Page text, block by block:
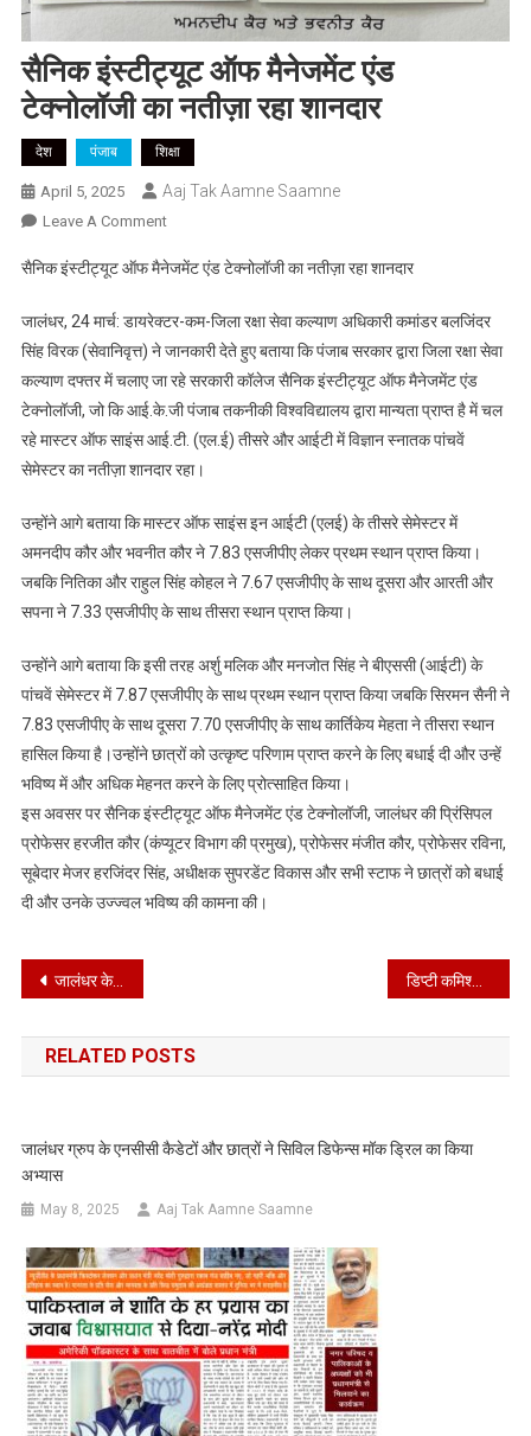
सैनिक इंस्टीट्यूट ऑफ मैनेजमेंट एंड
टेक्नोलॉजी का नतीज़ा रहा शानदार
देश पंजाब शिक्षा
April 5, 2025 Aaj Tak Aamne Saamne
Leave A CommentOn
इंस्टीट्यूट
मैनेजमेंट
एंड
टेक्नोलॉजी
का
नतीज़ा
रहा
सैनिक इंस्टीट्यूट ऑफ मैनेजमेंट एंड टेक्नोलॉजी का नतीज़ा रहा शानदार
जालंधर, 24 मार्च: डायरेक्टर-कम-जिला रक्षा सेवा कल्याण अधिकारी कमांडर बलजिंदर
सिंह विरक (सेवानिवृत्त) ने जानकारी देते हुए बताया कि पंजाब सरकार द्वारा जिला रक्षा सेवा
कल्याण दफ्तर में चलाए जा रहे सरकारी कॉलेज सैनिक इंस्टीट्यूट ऑफ मैनेजमेंट एंड
टेक्नोलॉजी, जो कि आई.के.जी पंजाब तकनीकी विश्वविद्यालय द्वारा मान्यता प्राप्त है में चल
रहे मास्टर ऑफ साइंस आई.टी. (एल.ई) तीसरे और आईटी में विज्ञान स्नातक पांचवें
सेमेस्टर का नतीज़ा शानदार रहा।
उन्होंने आगे बताया कि मास्टर ऑफ साइंस इन आईटी (एलई) के तीसरे सेमेस्टर में
अमनदीप कौर और भवनीत कौर ने 7.83 एसजीपीए लेकर प्रथम स्थान प्राप्त किया।
जबकि नितिका और राहुल सिंह कोहल ने 7.67 एसजीपीए के साथ दूसरा और आरती और
सपना ने 7.33 एसजीपीए के साथ तीसरा स्थान प्राप्त किया।
उन्होंने आगे बताया कि इसी तरह अर्शु मलिक और मनजोत सिंह ने बीएससी (आईटी) के
पांचवें सेमेस्टर में 7.87 एसजीपीए के साथ प्रथम स्थान प्राप्त किया जबकि सिरमन सैनी ने
7.83 एसजीपीए के साथ दूसरा 7.70 एसजीपीए के साथ कार्तिकेय मेहता ने तीसरा स्थान
हासिल किया है।उन्होंने छात्रों को उत्कृष्ट परिणाम प्राप्त करने के लिए बधाई दी और उन्हें
भविष्य में और अधिक मेहनत करने के लिए प्रोत्साहित किया।
इस अवसर पर सैनिक इंस्टीट्यूट ऑफ मैनेजमेंट एंड टेक्नोलॉजी, जालंधर की प्रिंसिपल
प्रोफेसर हरजीत कौर (कंप्यूटर विभाग की प्रमुख), प्रोफेसर मंजीत कौर, प्रोफेसर रविना,
सूबेदार मेजर हरजिंदर सिंह, अधीक्षक सुपरडेंट विकास और सभी स्टाफ ने छात्रों को बधाई
दी और उनके उज्ज्वल भविष्य की कामना की।
Post
navigation
जालंधर के गुरिंदरवीर सिंह ने किया नाम रोशन; 100 मीटर फ्रीस्टाइल दौड़ में 10.20 सेकंड का नया रिकॉर्ड बनाया*
RELATED POSTS
जालंधर ग्रुप के एनसीसी कैडेटों और छात्रों ने सिविल डिफेन्स मॉक ड्रिल का किया
अभ्यास
May 8, 2025 Aaj Tak Aamne Saamne